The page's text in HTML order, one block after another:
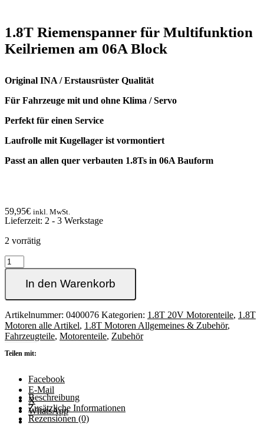
1.8T Riemenspanner für Multifunktion
Keilriemen am 06A Block
Original INA / Erstausrüster Qualität
Für Fahrzeuge mit und ohne Klima / Servo
Perfekt für einen Service
Laufrolle mit Kugellager ist vormontiert
Passt an allen quer verbauten 1.8Ts in 06A Bauform
59,95€ inkl. MwSt.
Lieferzeit: 2 - 3 Werkstage
2 vorrätig
1.8T
Riemenspanner
Keilriemen
am
06A
Block
Menge
In den Warenkorb
Artikelnummer: 0400076 Kategorien: 1.8T 20V Motorenteile, 1.8T
Motoren alle Artikel, 1.8T Motoren Allgemeines & Zubehör,
Fahrzeugteile, Motorenteile, Zubehör
Teilen mit:
Facebook
E-Mail
X
WhatsApp
Beschreibung
Zusätzliche Informationen
Rezensionen (0)